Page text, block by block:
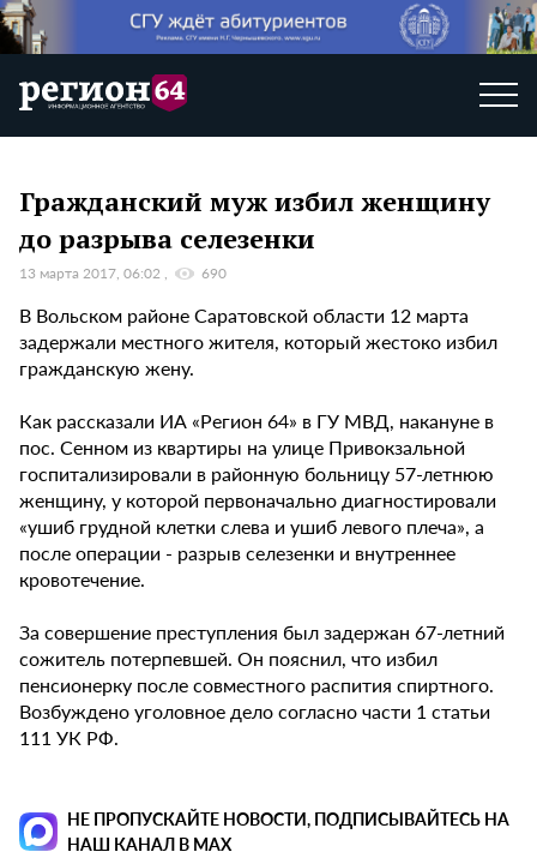
Гражданский муж избил женщину
до разрыва селезенки
13 марта 2017, 06:02 690
В Вольском районе Саратовской области 12 марта
задержали местного жителя, который жестоко избил
гражданскую жену.
Как рассказали ИА «Регион 64» в ГУ МВД, накануне в
пос. Сенном из квартиры на улице Привокзальной
госпитализировали в районную больницу 57-летнюю
женщину, у которой первоначально диагностировали
«ушиб грудной клетки слева и ушиб левого плеча», а
после операции - разрыв селезенки и внутреннее
кровотечение.
За совершение преступления был задержан 67-летний
сожитель потерпевшей. Он пояснил, что избил
пенсионерку после совместного распития спиртного.
Возбуждено уголовное дело согласно части 1 статьи
111 УК РФ.
НЕ ПРОПУСКАЙТЕ НОВОСТИ, ПОДПИСЫВАЙТЕСЬ НА
НАШ КАНАЛ В MAX